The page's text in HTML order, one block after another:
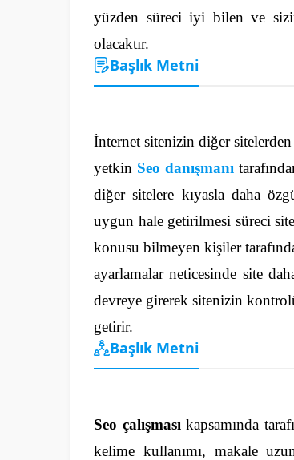
yüzden süreci iyi bilen ve
olacaktır.
Başlık Metni
İnternet sitenizin diğer
yetkin Seo danışmanı
diğer sitelere kıyasla daha
uygun hale getirilmesi süreci
konusu bilmeyen kişiler
ayarlamalar neticesinde site
devreye girerek sitenizin
getirir.
Başlık Metni
Seo çalışması kapsamında
kelime kullanımı, makale